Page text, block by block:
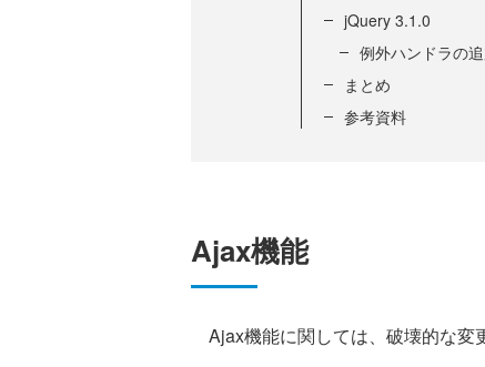
jQuery 3.1.0
例外ハンドラの
まとめ
参考資料
Ajax機能
Ajax機能に関しては、破壊的な変